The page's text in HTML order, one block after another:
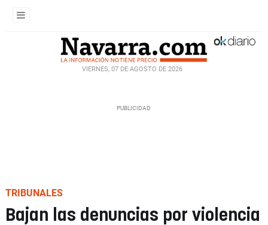
VIERNES, 07 DE AGOSTO DE 2026
TRIBUNALES
Bajan las denuncias por violencia